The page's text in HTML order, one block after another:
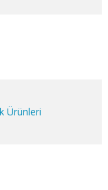
Ürünleri